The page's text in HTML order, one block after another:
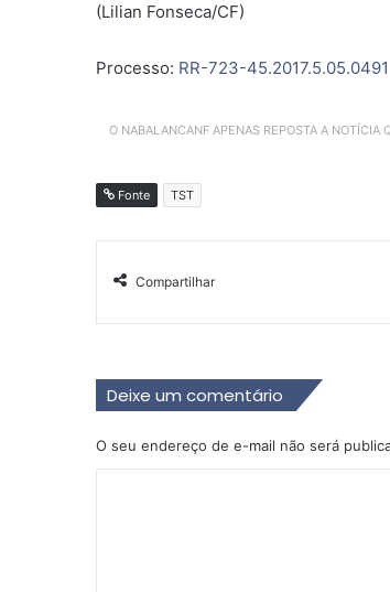
(Lilian Fonseca/CF)
Processo: RR-723-45.2017.5.05.0491
O NABALANCANF APENAS REPOSTA A NOTÍCIA
Fonte TST
Compartilhar
Deixe um comentário
O seu endereço de e-mail não será